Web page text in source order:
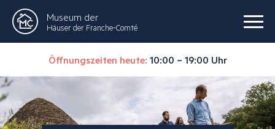
Museum der
Häuser der Franche-Comté
Öffnungszeiten heute: 10:00 – 19:00 Uhr